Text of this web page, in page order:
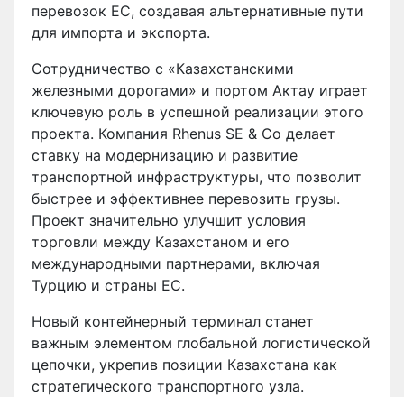
перевозок ЕС, создавая альтернативные пути
для импорта и экспорта.
Сотрудничество с «Казахстанскими
железными дорогами» и портом Актау играет
ключевую роль в успешной реализации этого
проекта. Компания Rhenus SE & Co делает
ставку на модернизацию и развитие
транспортной инфраструктуры, что позволит
быстрее и эффективнее перевозить грузы.
Проект значительно улучшит условия
торговли между Казахстаном и его
международными партнерами, включая
Турцию и страны ЕС.
Новый контейнерный терминал станет
важным элементом глобальной логистической
цепочки, укрепив позиции Казахстана как
стратегического транспортного узла.